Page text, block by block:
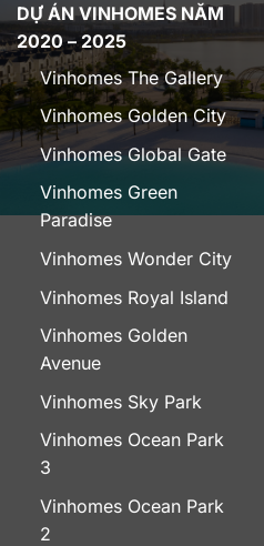
DỰ ÁN VINHOMES NĂM
2020 – 2025
Vinhomes The Gallery
Vinhomes Golden City
Vinhomes Global Gate
Vinhomes Green
Paradise
Vinhomes Wonder City
Vinhomes Royal Island
Vinhomes Golden
Avenue
Vinhomes Sky Park
Vinhomes Ocean Park
3
Vinhomes Ocean Park
2